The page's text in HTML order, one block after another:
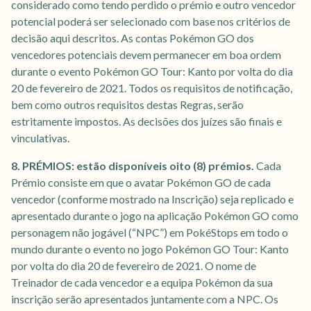
considerado como tendo perdido o prémio e outro vencedor
potencial poderá ser selecionado com base nos critérios de
decisão aqui descritos. As contas Pokémon GO dos
vencedores potenciais devem permanecer em boa ordem
durante o evento Pokémon GO Tour: Kanto por volta do dia
20 de fevereiro de 2021. Todos os requisitos de notificação,
bem como outros requisitos destas Regras, serão
estritamente impostos. As decisões dos juízes são finais e
vinculativas.
8. PRÉMIOS: estão disponíveis oito (8) prémios. Cada
Prémio consiste em que o avatar Pokémon GO de cada
vencedor (conforme mostrado na Inscrição) seja replicado e
apresentado durante o jogo na aplicação Pokémon GO como
personagem não jogável (“NPC”) em PokéStops em todo o
mundo durante o evento no jogo Pokémon GO Tour: Kanto
por volta do dia 20 de fevereiro de 2021. O nome de
Treinador de cada vencedor e a equipa Pokémon da sua
inscrição serão apresentados juntamente com a NPC. Os